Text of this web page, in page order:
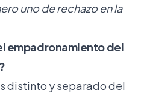
uno de rechazo en la
empadronamiento del
distinto y separado del